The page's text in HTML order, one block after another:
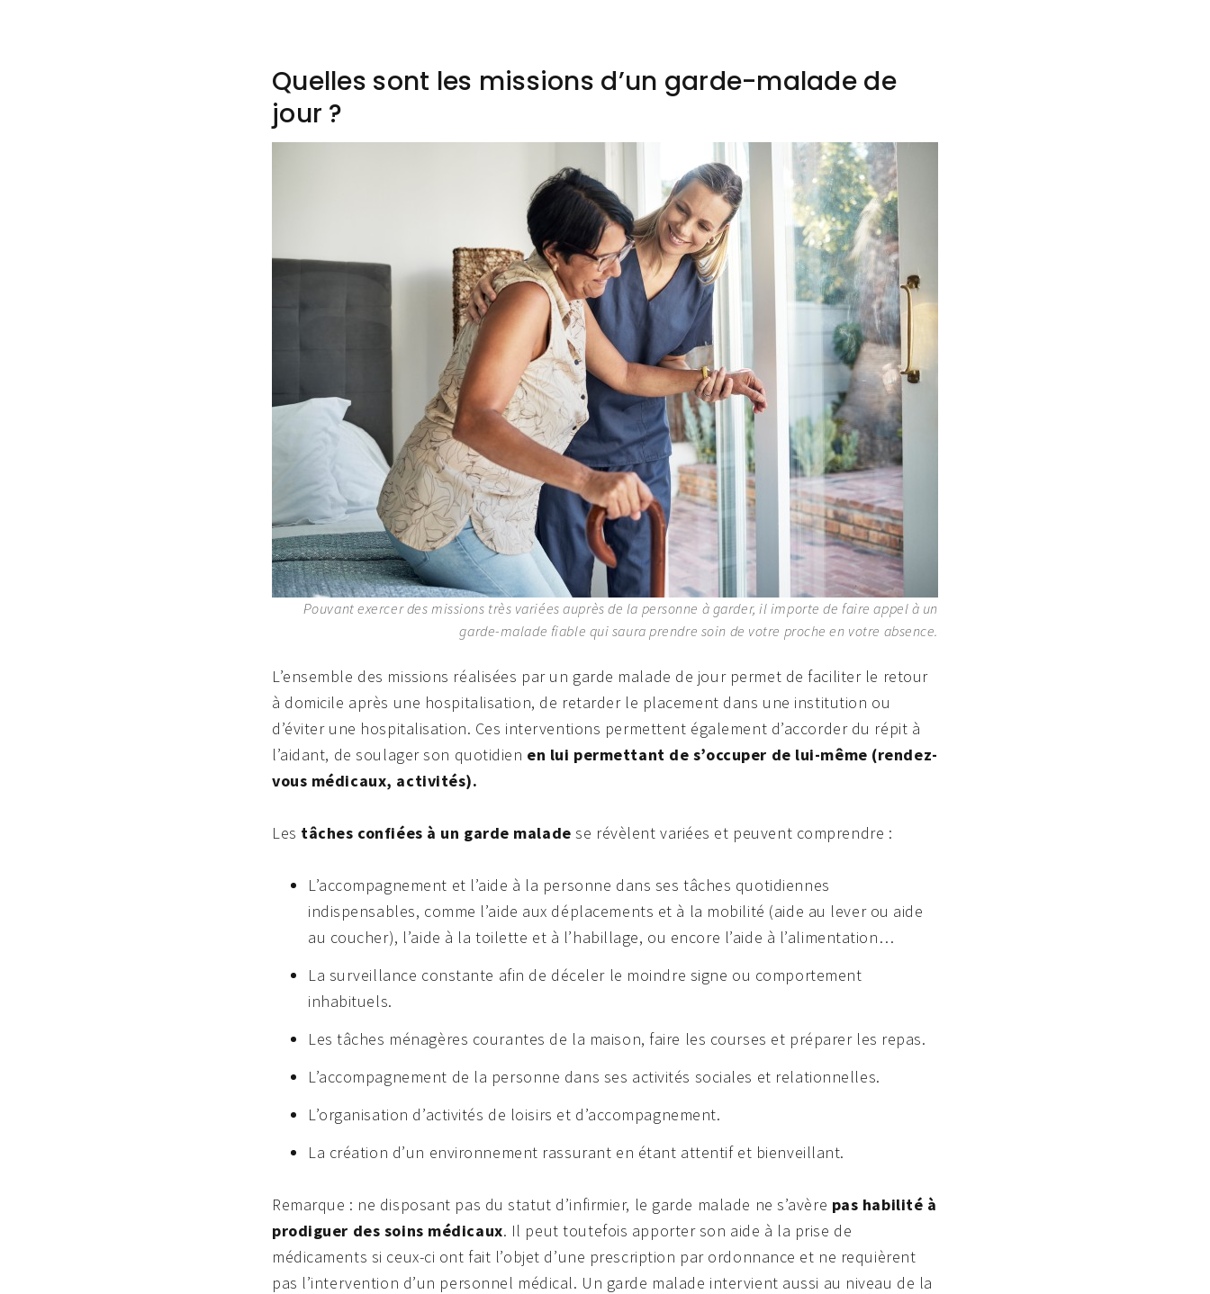
Quelles sont les missions d’un garde-malade de
jour ?
Pouvant exercer des missions très variées auprès de la personne à garder, il importe de faire appel à un
garde-malade fiable qui saura prendre soin de votre proche en votre absence.
L’ensemble des missions réalisées par un garde malade de jour permet de faciliter le retour
à domicile après une hospitalisation, de retarder le placement dans une institution ou
d’éviter une hospitalisation. Ces interventions permettent également d’accorder du répit à
l’aidant, de soulager son quotidien en lui permettant de s’occuper de lui-même (rendez-
vous médicaux, activités).
Les tâches confiées à un garde malade se révèlent variées et peuvent comprendre :
L’accompagnement et l’aide à la personne dans ses tâches quotidiennes
indispensables, comme l’aide aux déplacements et à la mobilité (aide au lever ou aide
au coucher), l’aide à la toilette et à l’habillage, ou encore l’aide à l’alimentation…
La surveillance constante afin de déceler le moindre signe ou comportement
inhabituels.
Les tâches ménagères courantes de la maison, faire les courses et préparer les repas.
L’accompagnement de la personne dans ses activités sociales et relationnelles.
L’organisation d’activités de loisirs et d’accompagnement.
La création d’un environnement rassurant en étant attentif et bienveillant.
Remarque : ne disposant pas du statut d’infirmier, le garde malade ne s’avère pas habilité à
prodiguer des soins médicaux. Il peut toutefois apporter son aide à la prise de
médicaments si ceux-ci ont fait l’objet d’une prescription par ordonnance et ne requièrent
pas l’intervention d’un personnel médical. Un garde malade intervient aussi au niveau de la